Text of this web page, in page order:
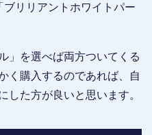
リリアントホワイトパー
」を選べば両方ついてくる
く購入するのであれば、自
した方が良いと思います。